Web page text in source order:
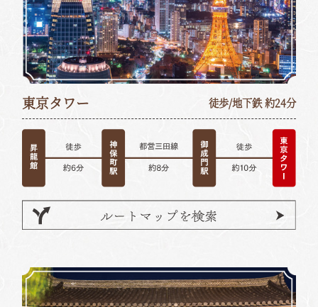
東京タワー 徒歩/地下鉄 約24分